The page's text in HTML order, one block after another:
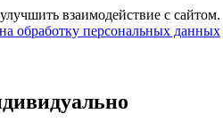
взаимодействие с сайтом.
обработку персональных данных